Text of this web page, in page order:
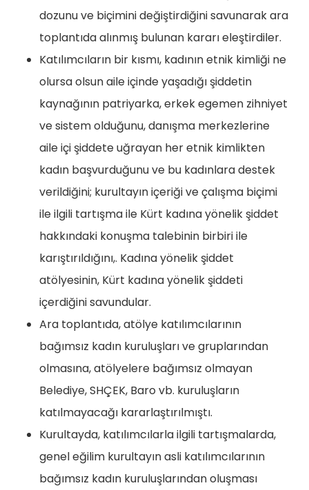
dozunu ve biçimini değiştirdiğini savunarak ara
toplantıda alınmış bulunan kararı eleştirdiler.
Katılımcıların bir kısmı, kadının etnik kimliği ne
olursa olsun aile içinde yaşadığı şiddetin
kaynağının patriyarka, erkek egemen zihniyet
ve sistem olduğunu, danışma merkezlerine
aile içi şiddete uğrayan her etnik kimlikten
kadın başvurduğunu ve bu kadınlara destek
verildiğini; kurultayın içeriği ve çalışma biçimi
ile ilgili tartışma ile Kürt kadına yönelik şiddet
hakkındaki konuşma talebinin birbiri ile
karıştırıldığını,. Kadına yönelik şiddet
atölyesinin, Kürt kadına yönelik şiddeti
içerdiğini savundular.
Ara toplantıda, atölye katılımcılarının
bağımsız kadın kuruluşları ve gruplarından
olmasına, atölyelere bağımsız olmayan
Belediye, SHÇEK, Baro vb. kuruluşların
katılmayacağı kararlaştırılmıştı.
Kurultayda, katılımcılarla ilgili tartışmalarda,
genel eğilim kurultayın asli katılımcılarının
bağımsız kadın kuruluşlarından oluşması